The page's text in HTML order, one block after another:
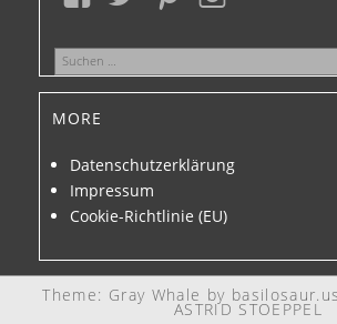
Suchen
more
Datenschutzerklärung
Impressum
Cookie-Richtlinie (EU)
Theme: Gray Whale by basilosaur.us
ASTRID STOEPPEL